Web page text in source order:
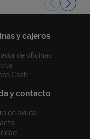
de oficinas
Cash
de ayuda